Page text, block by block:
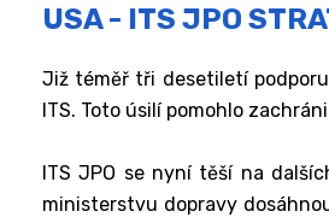
USA - ITS JPO
Již téměř tři desetiletí
ITS. Toto úsilí pomohlo
ITS JPO se nyní těší na
ministerstvu dopravy